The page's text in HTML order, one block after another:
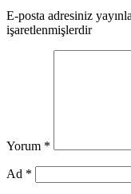
E-posta adresiniz
işaretlenmişlerdir
Yorum *
Ad *